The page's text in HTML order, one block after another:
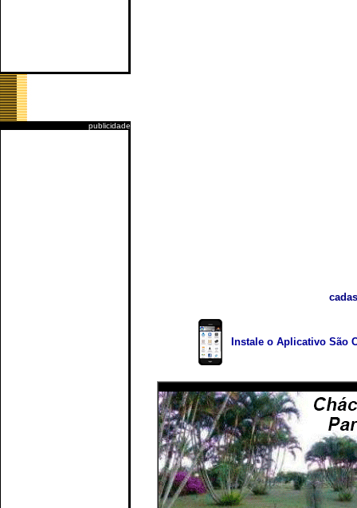
publicidade
Instale o Aplicativo São